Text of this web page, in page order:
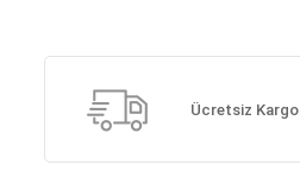
Ücretsiz Kargo